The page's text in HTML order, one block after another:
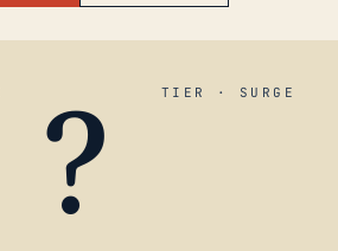
TIER · SURGE
?